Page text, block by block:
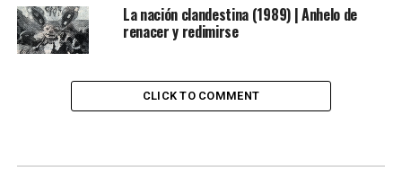
La nación clandestina (1989) | Anhelo de
renacer y redimirse
CLICK TO COMMENT